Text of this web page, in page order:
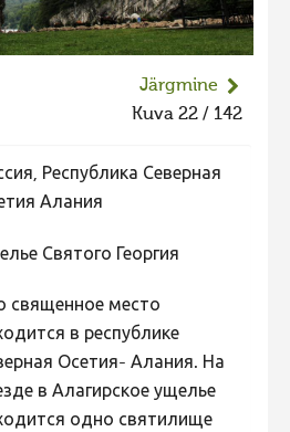
lisa
Järgmine
Kuva 22 / 142
Республика Северная
Алания
Святого Георгия
священное место
в республике
Осетия- Алания. На
в Алагирское ущелье
одно святилище